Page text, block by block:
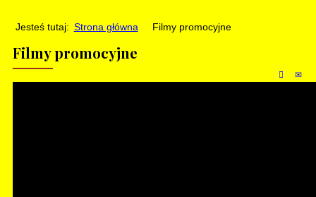
Jesteś tutaj: Strona główna Filmy promocyjne
Filmy promocyjne